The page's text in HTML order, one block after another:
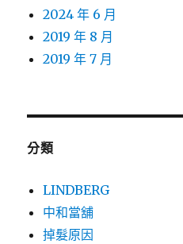
2024 年 6 月
2019 年 8 月
2019 年 7 月
分類
LINDBERG
中和當舖
掉髮原因